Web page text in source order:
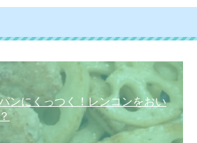
ンにくっつく！レンコンをおい